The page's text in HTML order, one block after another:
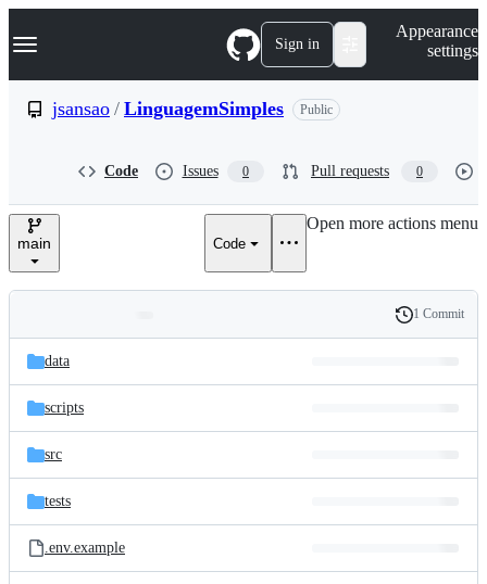
k
p
e
Navigation Menu Sign in
Appearance
settings
jsansao / LinguagemSimples Public
Code Issues 0 Pull requests 0
main Code
Open more actions menu
and
files
Latest
commit
History
1 Commit
data
scripts
src
tests
.env.example